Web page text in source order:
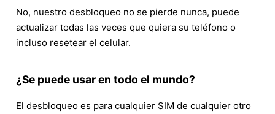
No, nuestro desbloqueo no se pierde nunca, puede
actualizar todas las veces que quiera su teléfono o
incluso resetear el celular.
¿Se puede usar en todo el mundo?
El desbloqueo es para cualquier SIM de cualquier otro